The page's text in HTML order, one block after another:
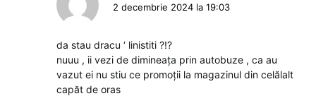
2 decembrie 2024 la 19:03
da stau dracu ‘ linistiti ?!?
nuuu , ii vezi de dimineața prin autobuze , ca au
vazut ei nu stiu ce promoții la magazinul din celălalt
capăt de oras